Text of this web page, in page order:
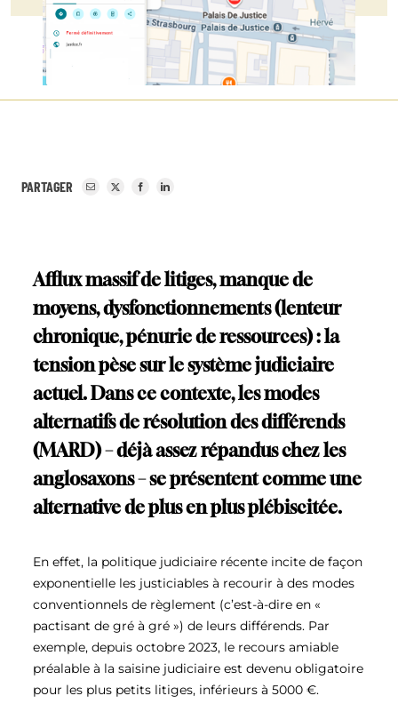
PARTAGER
Afflux massif de litiges, manque de
moyens, dysfonctionnements (lenteur
chronique, pénurie de ressources) : la
tension pèse sur le système judiciaire
actuel. Dans ce contexte, les modes
alternatifs de résolution des différends
(MARD) – déjà assez répandus chez les
anglosaxons – se présentent comme une
alternative de plus en plus plébiscitée.
En effet, la politique judiciaire récente incite de façon
exponentielle les justiciables à recourir à des modes
conventionnels de règlement (c’est-à-dire en «
pactisant de gré à gré ») de leurs différends. Par
exemple, depuis octobre 2023, le recours amiable
préalable à la saisine judiciaire est devenu obligatoire
pour les plus petits litiges, inférieurs à 5000 €.